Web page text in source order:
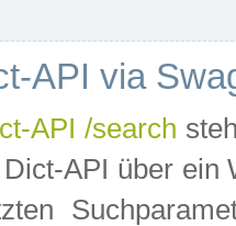
API via
API /search
API über